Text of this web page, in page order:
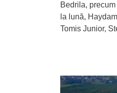
Bedrila,
la lună,
Tomis Junior,